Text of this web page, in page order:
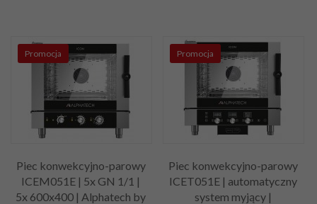
Promocja
Piec konwekcyjno-parowy
ICEM051E | 5x GN 1/1 |
5x 600x400 | Alphatech by
Promocja
Piec konwekcyjno-parowy
ICET051E | automatyczny
system myjący |